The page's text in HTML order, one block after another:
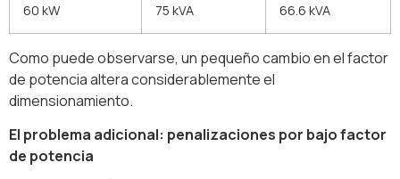
60 kW 75 kVA 66.6 kVA
Como puede observarse, un pequeño cambio en el factor
de potencia altera considerablemente el
dimensionamiento.
El problema adicional: penalizaciones por bajo factor
de potencia